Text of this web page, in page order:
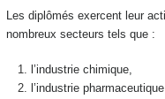
Les diplômés exercent leur
nombreux secteurs tels que :
l’industrie chimique,
l’industrie pharmaceutique